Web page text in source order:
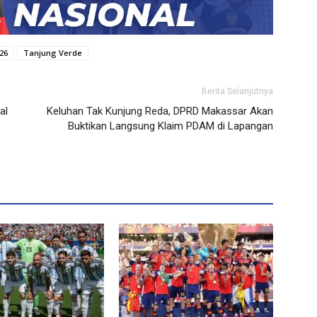
Tanjung Verde
Berita Selanjutnya
Keluhan Tak Kunjung Reda, DPRD Makassar Akan
Buktikan Langsung Klaim PDAM di Lapangan